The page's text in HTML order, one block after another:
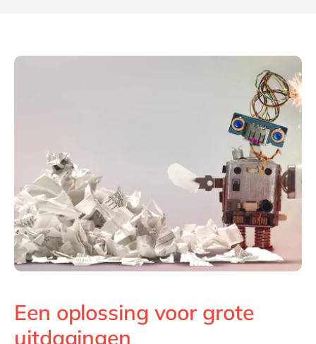
Een oplossing voor grote
uitdagingen